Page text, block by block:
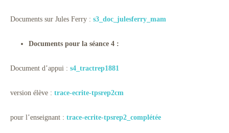
Documents sur Jules Ferry : s3_doc_julesferry_mam
Documents pour la séance 4 :
Document d’appui : s4_tractrep1881
version élève : trace-ecrite-tpsrep2cm
pour l’enseignant : trace-ecrite-tpsrep2_complétée